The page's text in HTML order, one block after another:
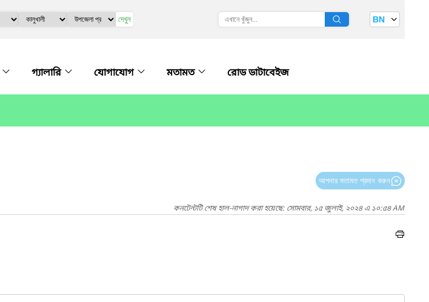
দেখুন BN
গ্যালারি যোগাযোগ মতামত রোড ডাটাবেইজ
আপনার মতামত প্রদান করুন
কনটেন্টটি শেষ হাল-নাগাদ করা হয়েছে: সোমবার, ১৫ জুলাই, ২০২৪ এ ১০:৫৪ AM